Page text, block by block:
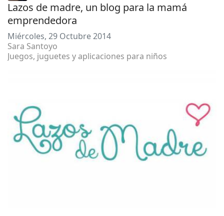
Lazos de madre, un blog para la mamá
emprendedora
Miércoles, 29 Octubre 2014
Sara Santoyo
Juegos, juguetes y aplicaciones para niños